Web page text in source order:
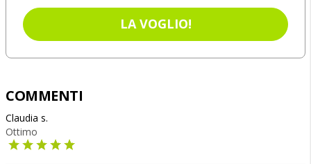
LA VOGLIO!
COMMENTI
Claudia s.
Ottimo